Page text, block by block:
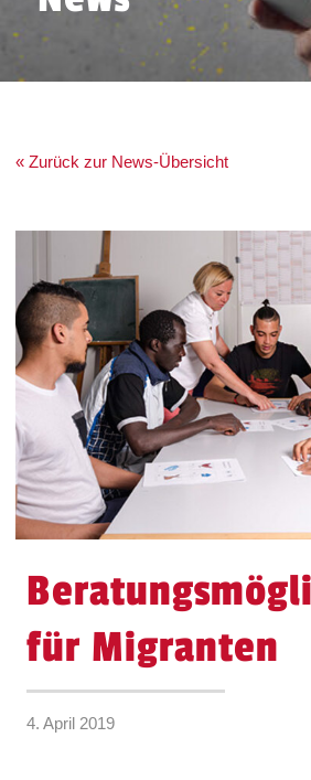
« Zurück zur News-Übersicht
für Migranten
4. April 2019